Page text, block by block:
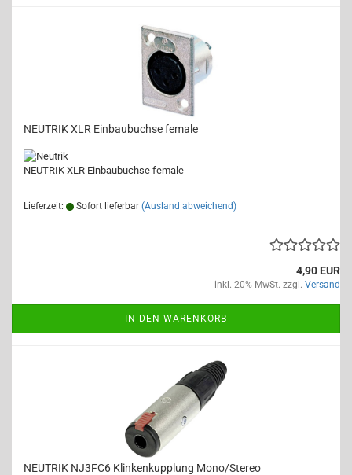
NEUTRIK XLR Einbaubuchse female
NEUTRIK XLR Einbaubuchse female
Lieferzeit: Sofort lieferbar (Ausland abweichend)
4,90 EUR
inkl. 20% MwSt. zzgl. Versand
IN DEN WARENKORB
NEUTRIK NJ3FC6 Klinkenkupplung Mono/Stereo